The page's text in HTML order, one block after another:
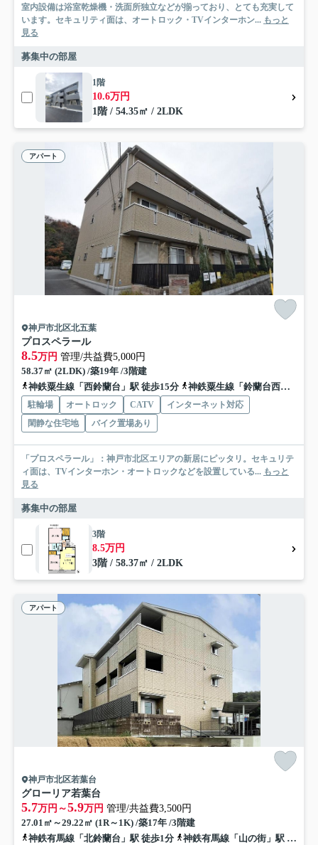
室内設備は浴室乾燥機・洗面所独立などが揃っており、とても充実して
います。セキュリティ面は、オートロック・TVインターホン... もっと
見る
募集中の部屋
1階
10.6万円
1階 / 54.35㎡ / 2LDK
アパート
神戸市北区北五葉
プロスペラール
8.5万円 管理/共益費5,000円
58.37㎡ (2LDK) /築19年 /3階建
神鉄粟生線「西鈴蘭台」駅 徒歩15分
神鉄粟生線「鈴蘭台西口」駅 徒歩14分
駐輪場 オートロック CATV
インターネット対応
閑静な住宅地
バイク置場あり
「プロスペラール」：神戸市北区エリアの新居にピッタリ。セキュリテ
ィ面は、TVインターホン・オートロックなどを設置している... もっと
見る
募集中の部屋
3階
8.5万円
3階 / 58.37㎡ / 2LDK
アパート
神戸市北区若葉台
グローリア若葉台
5.7万円～5.9万円 管理/共益費3,500円
27.01㎡～29.22㎡ (1R～1K) /築17年 /3階建
神鉄有馬線「北鈴蘭台」駅 徒歩1分
神鉄有馬線「山の街」駅 徒歩12分